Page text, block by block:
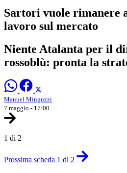
Sartori vuole rimanere
lavoro sul mercato
Niente Atalanta per il
rossoblù: pronta la
Manuel Minguzzi
7 maggio - 17:00
1 di 2
Prossima scheda 1 di 2